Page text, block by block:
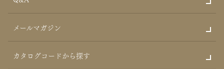
メールマガジン
カタログコードから探す